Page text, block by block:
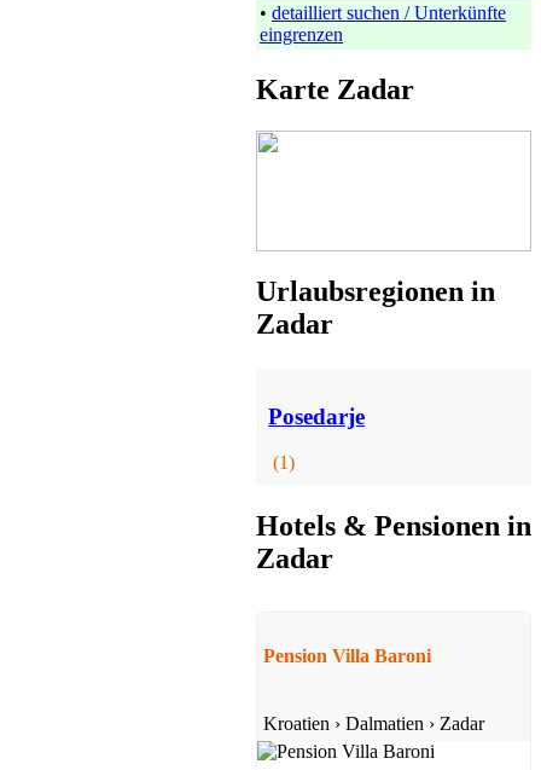
Pension
Posedarje
Apartmenthaus
ab 240 EUR/Tag
• detailliert suchen / Unterkünfte
eingrenzen
Karte Zadar
Urlaubsregionen in
Zadar
Posedarje
(1)
Hotels & Pensionen in
Zadar
Pension Villa Baroni
Kroatien › Dalmatien › Zadar